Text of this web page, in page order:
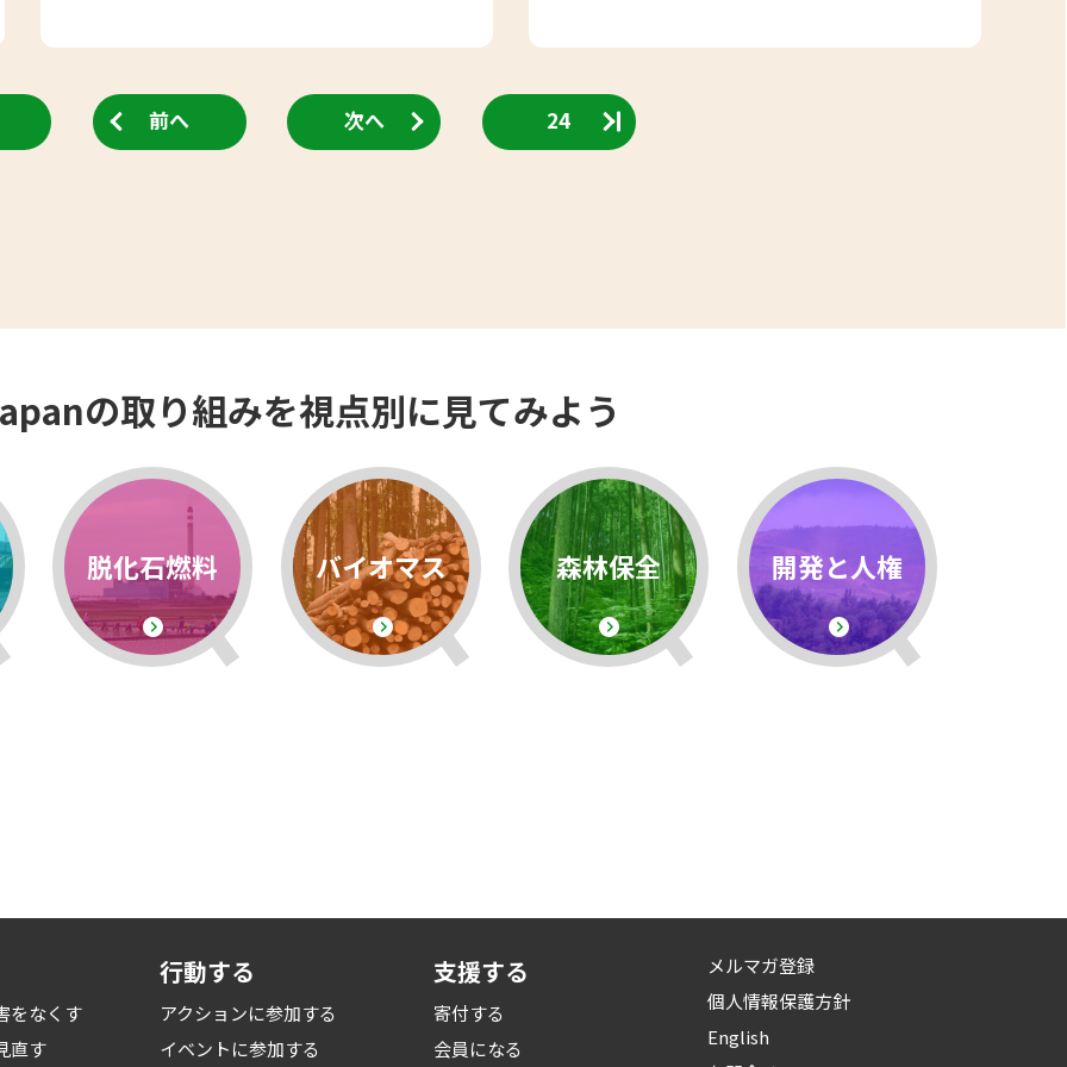
前へ 次へ 24
の取り組みを視点別に見てみよう
脱化石燃料 バイオマス 森林保全 開発と人権
をなくす
直す
行動する
アクションに参加する
イベントに参加する
支援する
寄付する
会員になる
メルマガ登録
個人情報保護方針
English